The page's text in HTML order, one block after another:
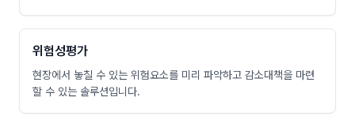
위험성평가
현장에서 놓칠 수 있는 위험요소를 미리 파악하고 감소대책을 마련
할 수 있는 솔루션입니다.